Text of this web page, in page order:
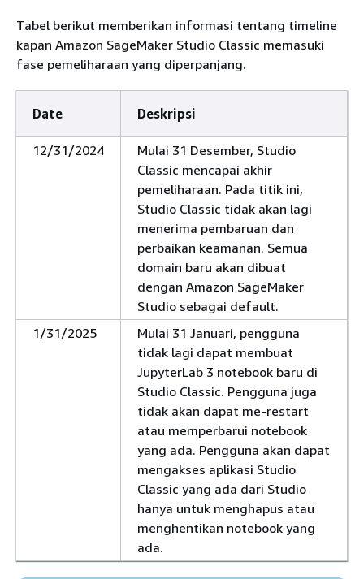
Tabel berikut memberikan informasi tentang timeline
kapan Amazon SageMaker Studio Classic memasuki
fase pemeliharaan yang diperpanjang.
Date Deskripsi
12/31/2024
Mulai 31 Desember, Studio
Classic mencapai akhir
pemeliharaan. Pada titik ini,
Studio Classic tidak akan lagi
menerima pembaruan dan
perbaikan keamanan. Semua
domain baru akan dibuat
dengan Amazon SageMaker
Studio sebagai default.
1/31/2025
Mulai 31 Januari, pengguna
tidak lagi dapat membuat
JupyterLab 3 notebook baru di
Studio Classic. Pengguna juga
tidak akan dapat me-restart
atau memperbarui notebook
yang ada. Pengguna akan dapat
mengakses aplikasi Studio
Classic yang ada dari Studio
hanya untuk menghapus atau
menghentikan notebook yang
ada.